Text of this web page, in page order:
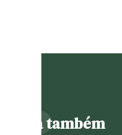
Leia também